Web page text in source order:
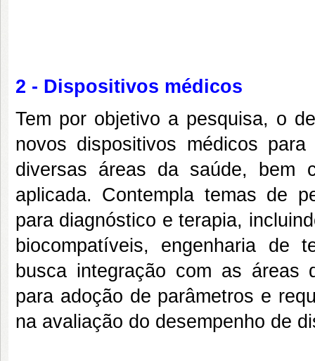
2 - Dispositivos médicos
Tem por objetivo a pesquisa, o
novos dispositivos médicos
diversas áreas da saúde, bem
aplicada. Contempla temas de
para diagnóstico e terapia,
biocompatíveis, engenharia de
busca integração com as áreas
para adoção de parâmetros e
na avaliação do desempenho de